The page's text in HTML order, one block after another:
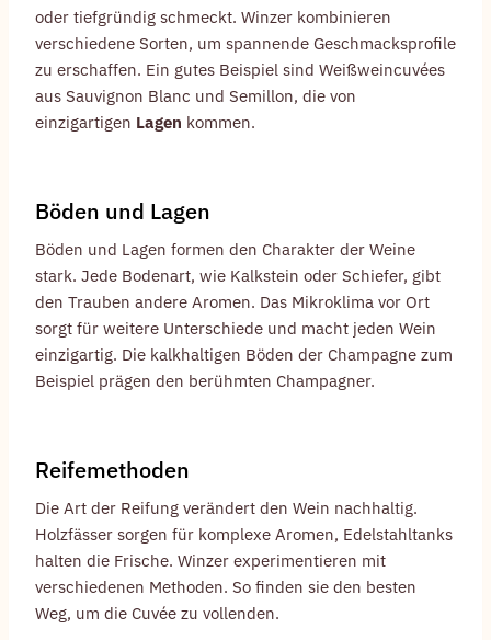
oder tiefgründig schmeckt. Winzer kombinieren
verschiedene Sorten, um spannende Geschmacksprofile
zu erschaffen. Ein gutes Beispiel sind Weißweincuvées
aus Sauvignon Blanc und Semillon, die von
einzigartigen Lagen kommen.
Böden und Lagen
Böden und Lagen formen den Charakter der Weine
stark. Jede Bodenart, wie Kalkstein oder Schiefer, gibt
den Trauben andere Aromen. Das Mikroklima vor Ort
sorgt für weitere Unterschiede und macht jeden Wein
einzigartig. Die kalkhaltigen Böden der Champagne zum
Beispiel prägen den berühmten Champagner.
Reifemethoden
Die Art der Reifung verändert den Wein nachhaltig.
Holzfässer sorgen für komplexe Aromen, Edelstahltanks
halten die Frische. Winzer experimentieren mit
verschiedenen Methoden. So finden sie den besten
Weg, um die Cuvée zu vollenden.